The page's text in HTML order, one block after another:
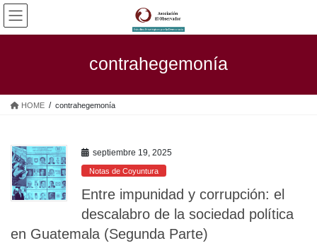
Saltar
contenido
Saltar
la
contrahegemonía
HOME contrahegemonía
septiembre 19, 2025
Notas de Coyuntura
Entre impunidad y corrupción: el
descalabro de la sociedad política
en Guatemala (Segunda Parte)